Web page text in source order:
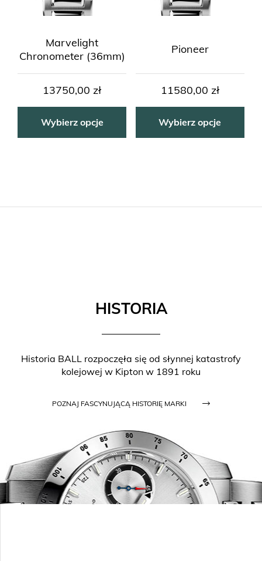
Marvelight
Chronometer (36mm)
13750,00zł
Wybierz opcje
Pioneer
11580,00 zł
Wybierz opcje
HISTORIA
Historia BALL rozpoczęła się od słynnej katastrofy
kolejowej w Kipton w 1891 roku
POZNAJ FASCYNUJĄCĄ HISTORIĘ MARKI